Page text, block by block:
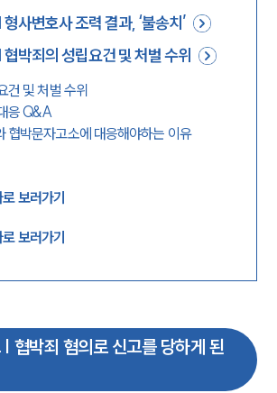
사변호사 조력 결과, ‘불송치’
박죄의 성립요건 및 처벌 수위
건 및 처벌 수위
응 Q&A
협박문자고소에 대응해야하는 이유
보러가기
보러가기
협박죄 혐의로 신고를 당하게 된